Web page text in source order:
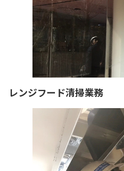
レンジフード清掃業務